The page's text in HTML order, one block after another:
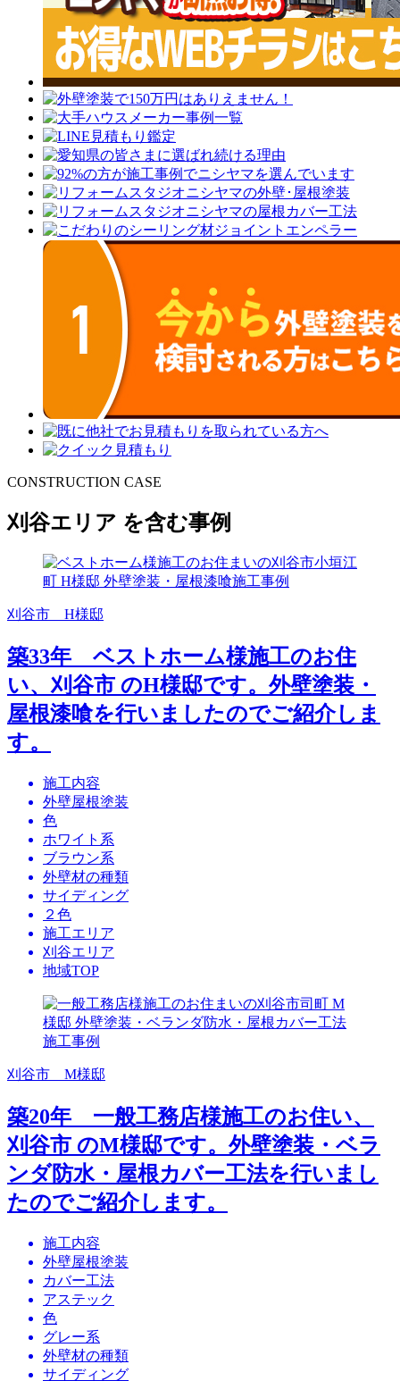
CONSTRUCTION CASE
刈谷エリア を含む事例
刈谷市 H様邸
築33年 ベストホーム様施工のお住
い、刈谷市 のH様邸です。外壁塗装・
屋根漆喰を行いましたのでご紹介しま
す。
施工内容
外壁屋根塗装
色
ホワイト系
ブラウン系
外壁材の種類
サイディング
２色
施工エリア
刈谷エリア
地域TOP
刈谷市 M様邸
築20年 一般工務店様施工のお住い、
刈谷市 のM様邸です。外壁塗装・ベラ
ンダ防水・屋根カバー工法を行いまし
たのでご紹介します。
施工内容
外壁屋根塗装
カバー工法
アステック
色
グレー系
外壁材の種類
サイディング